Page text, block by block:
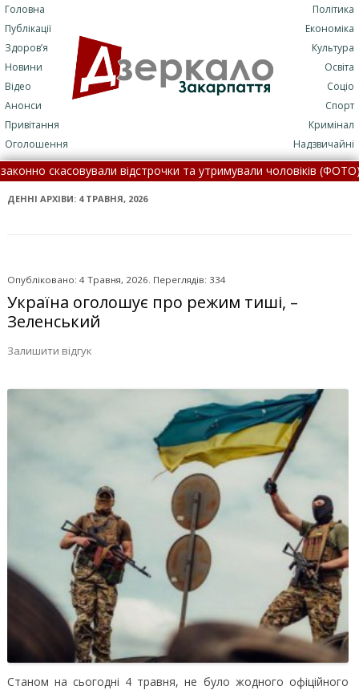
Головна
Публікації
Здоров’я
Новини
Відео
Анонси
Привітання
Оголошення
Політика
Економіка
Культура
Освіта
Соціо
Спорт
Кримінал
Надзвичайні
відстрочки та утримували чоловіків (ФОТО) • Укрзалізниця
8 серпня •
ДЕННІ АРХІВИ: 4 ТРАВНЯ, 2026
Опубліковано: 4 Травня, 2026. Переглядів: 334
Україна оголошує про режим тиші, –
Зеленський
Залишити відгук
Станом на сьогодні 4 травня, не було жодного офіційного